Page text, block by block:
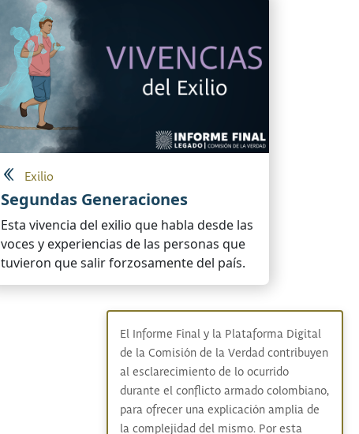
Exilio
Segundas Generaciones
Esta vivencia del exilio que habla desde las
voces y experiencias de las personas que
tuvieron que salir forzosamente del país.
El Informe Final y la Plataforma Digital
de la Comisión de la Verdad contribuyen
al esclarecimiento de lo ocurrido
durante el conflicto armado colombiano,
para ofrecer una explicación amplia de
la complejidad del mismo. Por esta